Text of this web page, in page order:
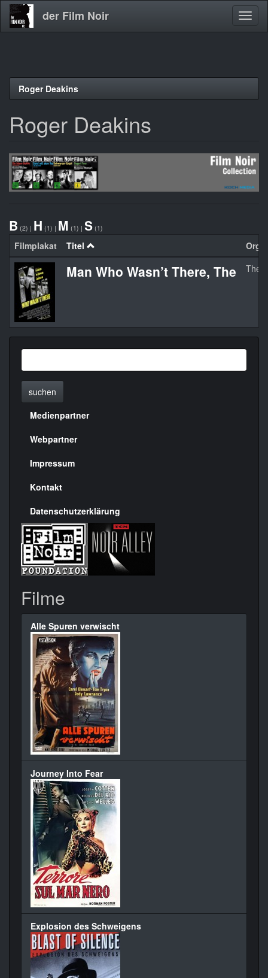
Direkt
der Film Noir
Roger Deakins
Roger Deakins
B (2) | H (1) | M (1) | S (1)
Filmplakat Titel
Man Who Wasn’t There, The The
suchen
Menülinks
rechte
Seite
Medienpartner
Webpartner
Impressum
Kontakt
Datenschutzerklärung
Filme
Alle Spuren verwischt
Journey Into Fear
Explosion des Schweigens